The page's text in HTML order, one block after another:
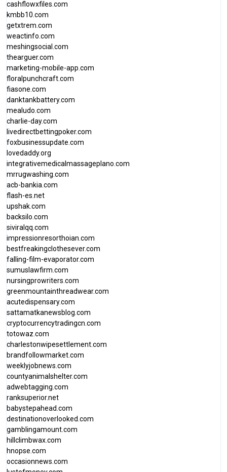
cashflowxfiles.com
kmbb10.com
getxtrem.com
weactinfo.com
meshingsocial.com
thearguer.com
marketing-mobile-app.com
floralpunchcraft.com
fiasone.com
danktankbattery.com
mealudo.com
charlie-day.com
livedirectbettingpoker.com
foxbusinessupdate.com
lovedaddy.org
integrativemedicalmassageplano.com
mrrugwashing.com
acb-bankia.com
flash-es.net
upshak.com
backsilo.com
siviralqq.com
impressionresorthoian.com
bestfreakingclothesever.com
falling-film-evaporator.com
sumuslawfirm.com
nursingprowriters.com
greenmountainthreadwear.com
acutedispensary.com
sattamatkanewsblog.com
cryptocurrencytradingcn.com
totowaz.com
charlestonwipesettlement.com
brandfollowmarket.com
weeklyjobnews.com
countyanimalshelter.com
adwebtagging.com
ranksuperior.net
babystepahead.com
destinationoverlooked.com
gamblingamount.com
hillclimbwax.com
hnopse.com
occasionnews.com